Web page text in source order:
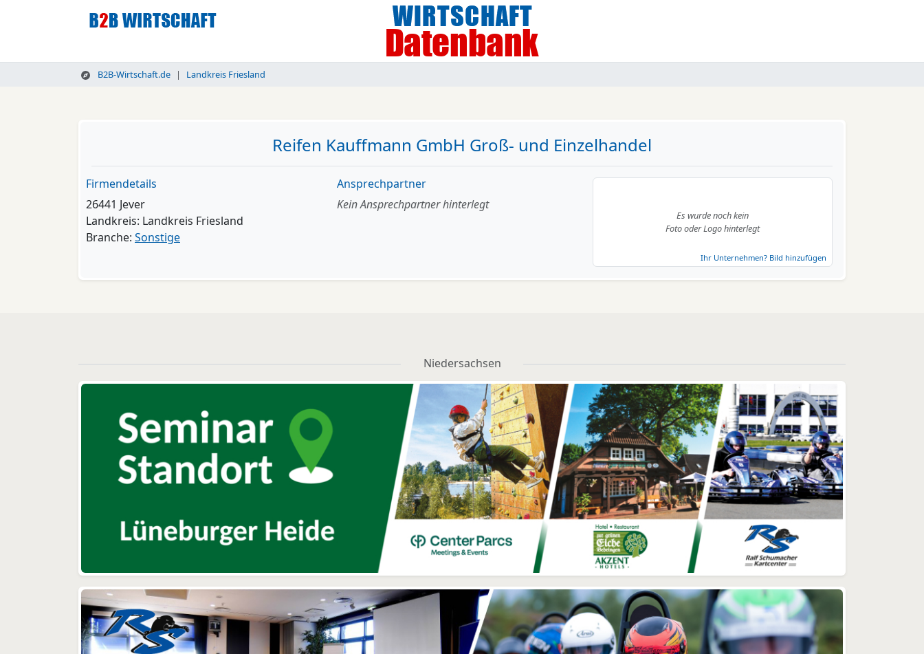
B2B-Wirtschaft.de Landkreis Friesland
Reifen Kauffmann GmbH Groß- und Einzelhandel
Firmendetails
26441 Jever
Landkreis: Landkreis Friesland
Branche: Sonstige
Ansprechpartner
Kein Ansprechpartner hinterlegt
Es wurde noch kein
Foto oder Logo hinterlegt
Ihr Unternehmen? Bild hinzufügen
Niedersachsen